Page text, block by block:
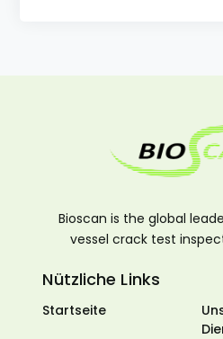
Bioscan is the global
vessel crack test
Nützliche Links
Startseite